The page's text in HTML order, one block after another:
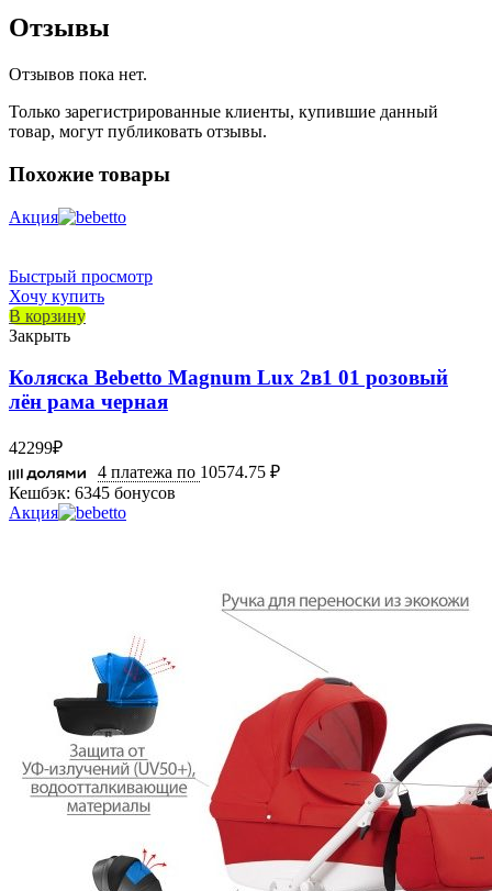
Отзывы
Отзывов пока нет.
Только зарегистрированные клиенты, купившие данный
товар, могут публиковать отзывы.
Похожие товары
Акция
Быстрый просмотр
Хочу купить
В корзину
Закрыть
Коляска Bebetto Magnum Lux 2в1 01 розовый
лён рама черная
42299₽
4 платежа по 10574.75 ₽
Кешбэк: 6345 бонусов
Акция